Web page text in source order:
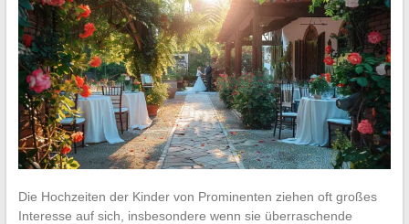
Die Hochzeiten der Kinder von Prominenten ziehen oft großes
Interesse auf sich, insbesondere wenn sie überraschende